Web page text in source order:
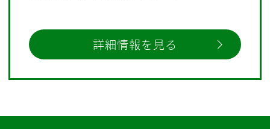
詳細情報を見る